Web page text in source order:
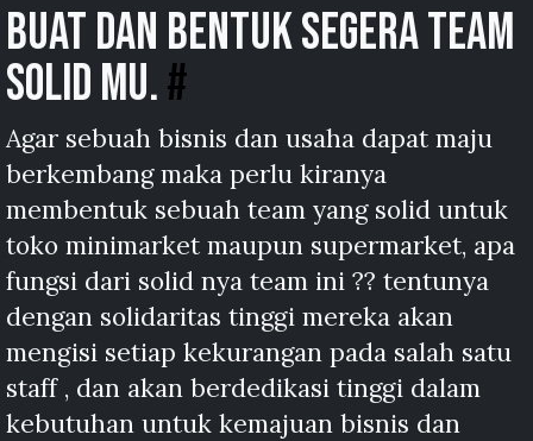
Buat dan bentuk segera team
solid mu.#
Agar sebuah bisnis dan usaha dapat maju
berkembang maka perlu kiranya
membentuk sebuah team yang solid untuk
toko minimarket maupun supermarket, apa
fungsi dari solid nya team ini ?? tentunya
dengan solidaritas tinggi mereka akan
mengisi setiap kekurangan pada salah satu
staff , dan akan berdedikasi tinggi dalam
kebutuhan untuk kemajuan bisnis dan